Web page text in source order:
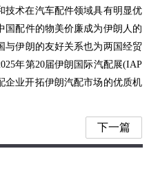
技术在汽车配件领域具有明显优
国配件的物美价廉成为伊朗人的
与伊朗的友好关系也为两国经贸
年第20届伊朗国际汽配展(IAP
企业开拓伊朗汽配市场的优质机
下一篇